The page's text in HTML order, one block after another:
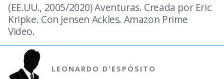
(EE.UU., 2005/2020) Aventuras. Creada por Eric
Kripke. Con Jensen Ackles. Amazon Prime
Video.
LEONARDO D'ESPÓSITO